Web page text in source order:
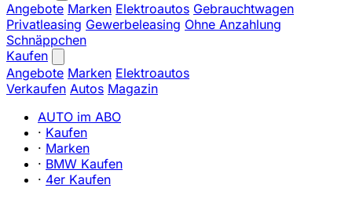
Angebote Marken Elektroautos Gebrauchtwagen
Privatleasing Gewerbeleasing Ohne Anzahlung
Schnäppchen
Kaufen
Angebote Marken Elektroautos
Verkaufen Autos Magazin
AUTO im ABO
· Kaufen
· Marken
· BMW Kaufen
· 4er Kaufen